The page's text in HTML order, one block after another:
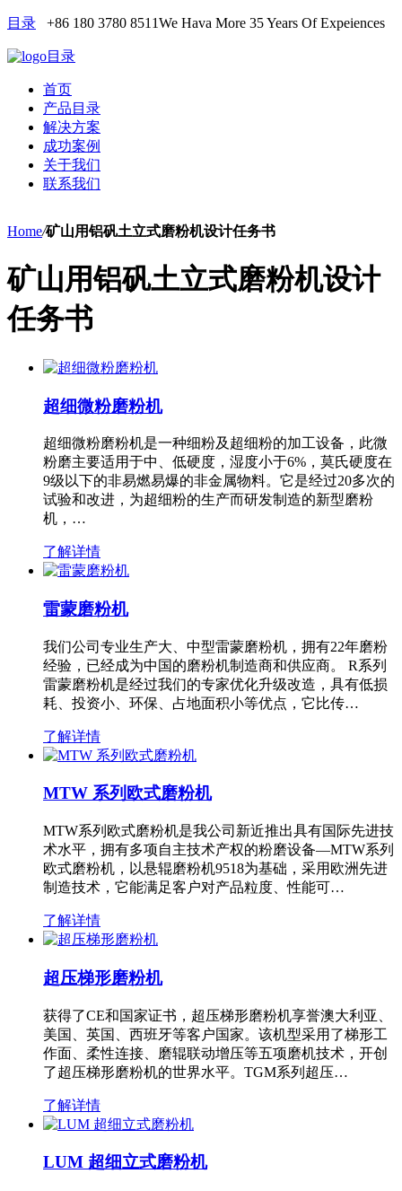
目录 +86 180 3780 8511We Hava More 35 Years Of Expeiences
目录
首页
产品目录
解决方案
成功案例
关于我们
联系我们
Home/矿山用铝矾土立式磨粉机设计任务书
矿山用铝矾土立式磨粉机设计
任务书
超细微粉磨粉机
超细微粉磨粉机是一种细粉及超细粉的加工设备，此微
粉磨主要适用于中、低硬度，湿度小于6%，莫氏硬度在
9级以下的非易燃易爆的非金属物料。它是经过20多次的
试验和改进，为超细粉的生产而研发制造的新型磨粉
机，…
了解详情
雷蒙磨粉机
我们公司专业生产大、中型雷蒙磨粉机，拥有22年磨粉
经验，已经成为中国的磨粉机制造商和供应商。 R系列
雷蒙磨粉机是经过我们的专家优化升级改造，具有低损
耗、投资小、环保、占地面积小等优点，它比传…
了解详情
MTW 系列欧式磨粉机
MTW系列欧式磨粉机是我公司新近推出具有国际先进技
术水平，拥有多项自主技术产权的粉磨设备—MTW系列
欧式磨粉机，以悬辊磨粉机9518为基础，采用欧洲先进
制造技术，它能满足客户对产品粒度、性能可…
了解详情
超压梯形磨粉机
获得了CE和国家证书，超压梯形磨粉机享誉澳大利亚、
美国、英国、西班牙等客户国家。该机型采用了梯形工
作面、柔性连接、磨辊联动增压等五项磨机技术，开创
了超压梯形磨粉机的世界水平。TGM系列超压…
了解详情
LUM 超细立式磨粉机